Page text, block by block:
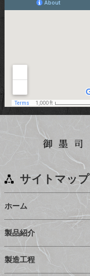
サイトマップ
ホーム
製品紹介
製造工程